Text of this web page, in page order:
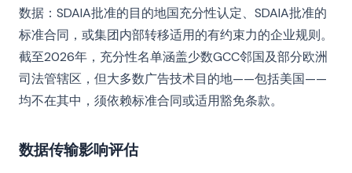
数据：SDAIA批准的目的地国充分性认定、SDAIA批准的
标准合同，或集团内部转移适用的有约束力的企业规则。
截至2026年，充分性名单涵盖少数GCC邻国及部分欧洲
司法管辖区，但大多数广告技术目的地——包括美国——
均不在其中，须依赖标准合同或适用豁免条款。
数据传输影响评估